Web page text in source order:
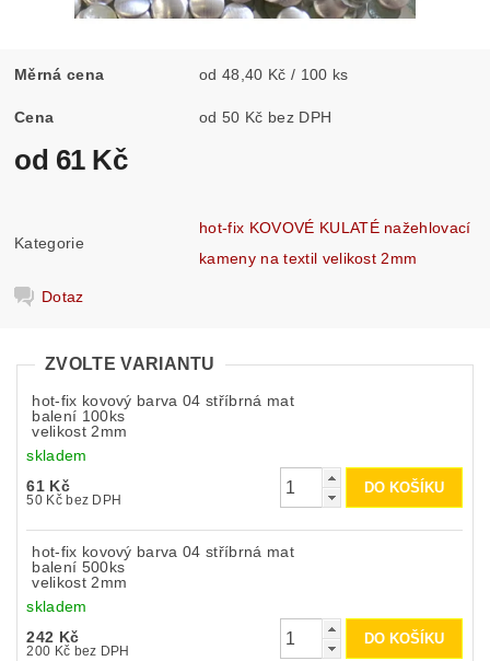
Měrná cena od 48,40 Kč / 100 ks
Cena od 50 Kč bez DPH
od 61 Kč
Kategorie
hot-fix KOVOVÉ KULATÉ nažehlovací
kameny na textil velikost 2mm
Dotaz
ZVOLTE VARIANTU
hot-fix kovový barva 04 stříbrná mat
balení 100ks
velikost 2mm
skladem
61 Kč
50 Kč bez DPH
hot-fix kovový barva 04 stříbrná mat
balení 500ks
velikost 2mm
skladem
242 Kč
200 Kč bez DPH